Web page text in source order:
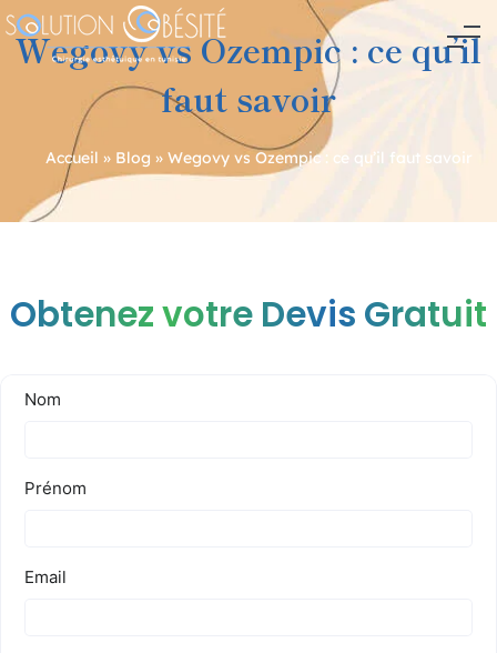
Wegovy vs Ozempic : ce qu’il
faut savoir
Accueil » Blog »Wegovy vs Ozempic : ce qu’il faut savoir
Navigation
Obtenez votre Devis Gratuit